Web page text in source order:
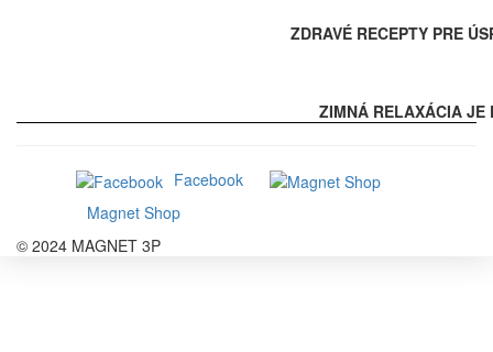
ZDRAVÉ RECEPTY PRE
ZIMNÁ RELAXÁCIA JE
Facebook
Magnet Shop
© 2024 MAGNET 3P